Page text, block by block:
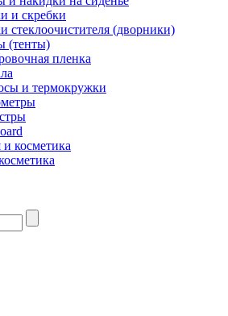
и скребки
стеклоочистителя (дворники)
(тенты)
пленка
и термокружки
косметика